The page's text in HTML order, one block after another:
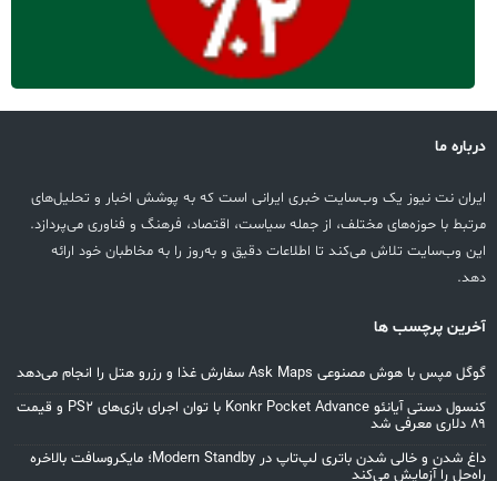
درباره ما
ایران نت نیوز یک وب‌سایت خبری ایرانی است که به پوشش اخبار و تحلیل‌های
مرتبط با حوزه‌های مختلف، از جمله سیاست، اقتصاد، فرهنگ و فناوری می‌پردازد.
این وب‌سایت تلاش می‌کند تا اطلاعات دقیق و به‌روز را به مخاطبان خود ارائه
دهد.
آخرین پرچسب ها
گوگل مپس با هوش مصنوعی Ask Maps سفارش غذا و رزرو هتل را انجام می‌دهد
کنسول دستی آیانئو Konkr Pocket Advance با توان اجرای بازی‌های PS2 و قیمت
۸۹ دلاری معرفی شد
داغ شدن و خالی شدن باتری لپ‌تاپ در Modern Standby؛ مایکروسافت بالاخره
راه‌حل را آزمایش می‌کند